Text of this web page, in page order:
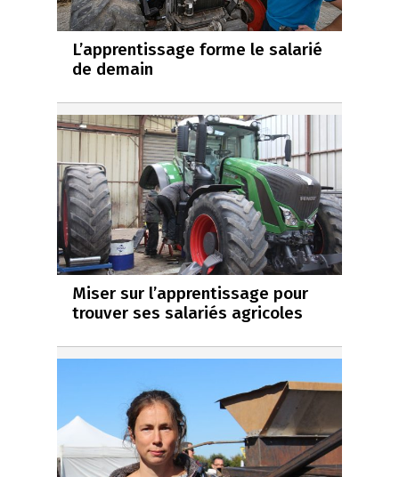
L’apprentissage forme le salarié
de demain
Miser sur l’apprentissage pour
trouver ses salariés agricoles